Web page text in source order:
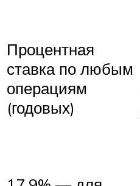
Процентная
ставка по любым
операциям
(годовых)